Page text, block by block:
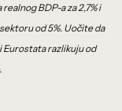
BDP-a za 2,7% i
od 5%. Uočite da
razlikuju od